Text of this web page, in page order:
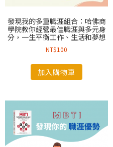
發現我的多重職涯組合：哈佛商
學院教你經營最佳職涯與多元身
分，一生平衡工作、生活和夢想
NT$100
加入購物車